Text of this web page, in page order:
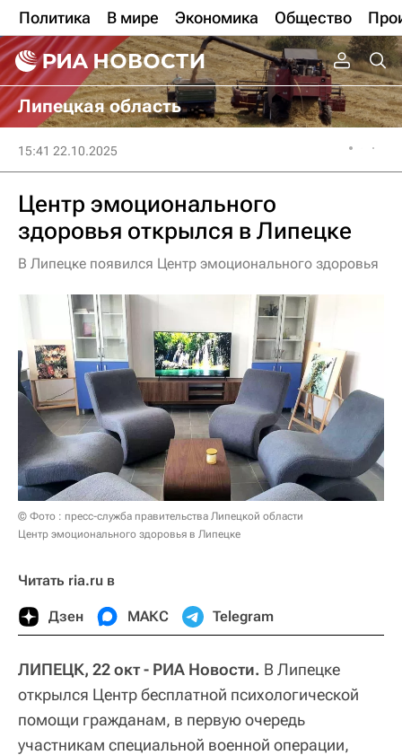
Политика В мире Экономика Общество
Липецкая область
15:41 22.10.2025
Центр эмоционального
здоровья открылся в Липецке
В Липецке появился Центр эмоционального здоровья
© Фото : пресс-служба правительства Липецкой области
Центр эмоционального здоровья в Липецке
Читать ria.ru в
Дзен МАКС Telegram
ЛИПЕЦК, 22 окт - РИА Новости. В Липецке
открылся Центр бесплатной психологической
помощи гражданам, в первую очередь
участникам специальной военной операции,